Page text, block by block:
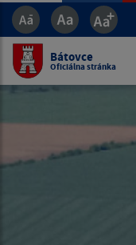
Bátovce
Oficiálna stránka